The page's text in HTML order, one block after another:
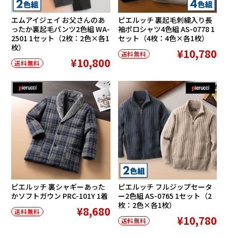
エムアイジェイ お父さんのあ
ったか裏起毛パンツ2色組 WA-
2501 1セット（2枚：2色×各1
枚）
送料無料 ¥10,800
ピエルッチ 裏起毛刺繍入り長
袖ポロシャツ4色組 AS-0778 1
セット（4枚：4色×各1枚）
送料無料 ¥10,780
ピエルッチ 裏シャギーあった
かソフトガウン PRC-101Y 1着
送料無料 ¥8,680
ピエルッチ フルジップセータ
ー2色組 AS-0765 1セット（2
枚：2色×各1枚）
送料無料 ¥10,780